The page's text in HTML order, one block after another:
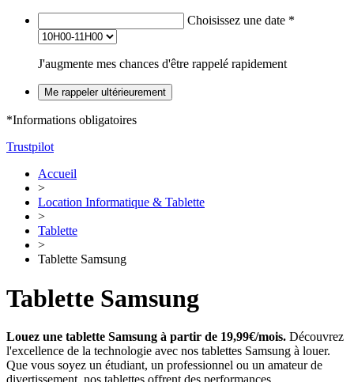
Choisissez une date *
J'augmente mes chances d'être rappelé rapidement
Me rappeler ultérieurement
*Informations obligatoires
Trustpilot
Accueil
>
Location Informatique & Tablette
>
Tablette
>
Tablette Samsung
Tablette Samsung
Louez une tablette Samsung à partir de 19,99€/mois. Découvrez
l'excellence de la technologie avec nos tablettes Samsung à louer.
Que vous soyez un étudiant, un professionnel ou un amateur de